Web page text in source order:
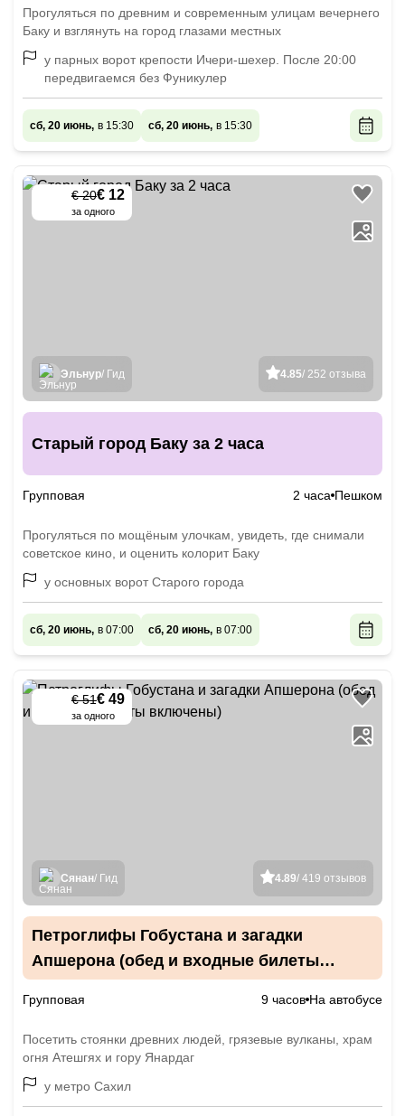
Прогуляться по древним и современным улицам вечернего
Баку и взглянуть на город глазами местных
у парных ворот крепости Ичери-шехер. После 20:00
передвигаемся без Фуникулер
сб, 20 июнь, в 15:30 сб, 20 июнь, в 15:30
€ 20€ 12
за одного
4.85/ 252 отзыва
Эльнур/ Гид
Старый город Баку за 2 часа
Групповая 2 часа Пешком
Прогуляться по мощёным улочкам, увидеть, где снимали
советское кино, и оценить колорит Баку
у основных ворот Старого города
сб, 20 июнь, в 07:00 сб, 20 июнь, в 07:00
€ 51€ 49
за одного
4.89/ 419 отзывов
Сянан/ Гид
Петроглифы Гобустана и загадки
Апшерона (обед и входные билеты
Групповая 9 часов На автобусе
Посетить стоянки древних людей, грязевые вулканы, храм
огня Атешгях и гору Янардаг
у метро Сахил